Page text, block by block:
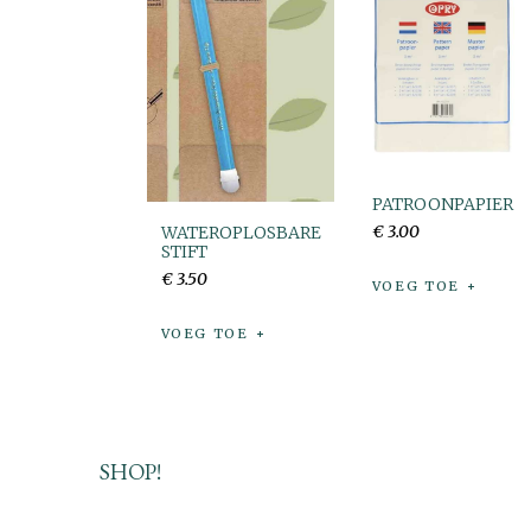
WATEROPLOSBARE
STIFT
€ 3.50
VOEG TOE
PATROONPAPIER
€ 3.00
VOEG TOE
SHOP!